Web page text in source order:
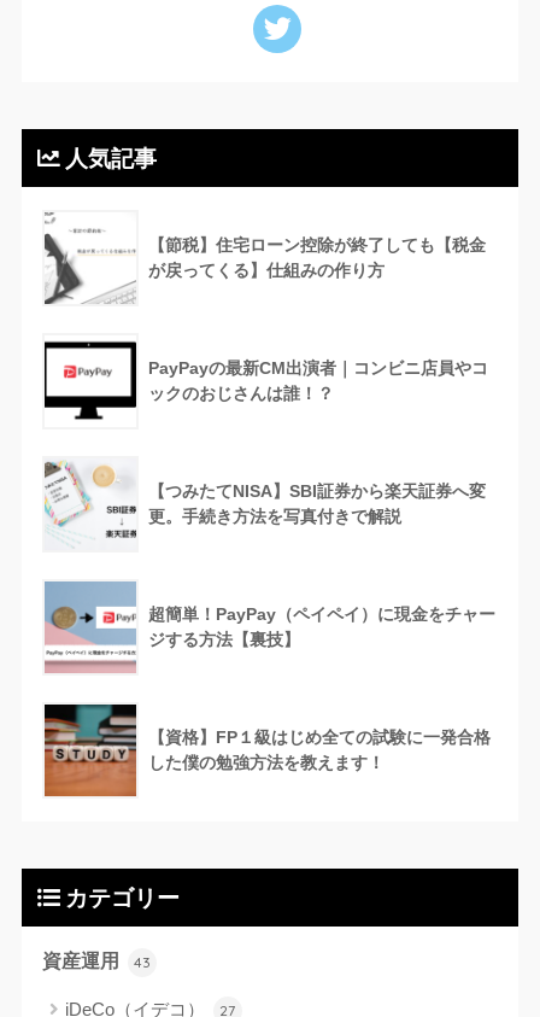
人気記事
【節税】住宅ローン控除が終了しても【税金
が戻ってくる】仕組みの作り方
PayPayの最新CM出演者｜コンビニ店員やコ
ックのおじさんは誰！？
【つみたてNISA】SBI証券から楽天証券へ変
更。手続き方法を写真付きで解説
超簡単！PayPay（ペイペイ）に現金をチャー
ジする方法【裏技】
【資格】FP１級はじめ全ての試験に一発合格
した僕の勉強方法を教えます！
カテゴリー
資産運用 43
iDeCo（イデコ） 27